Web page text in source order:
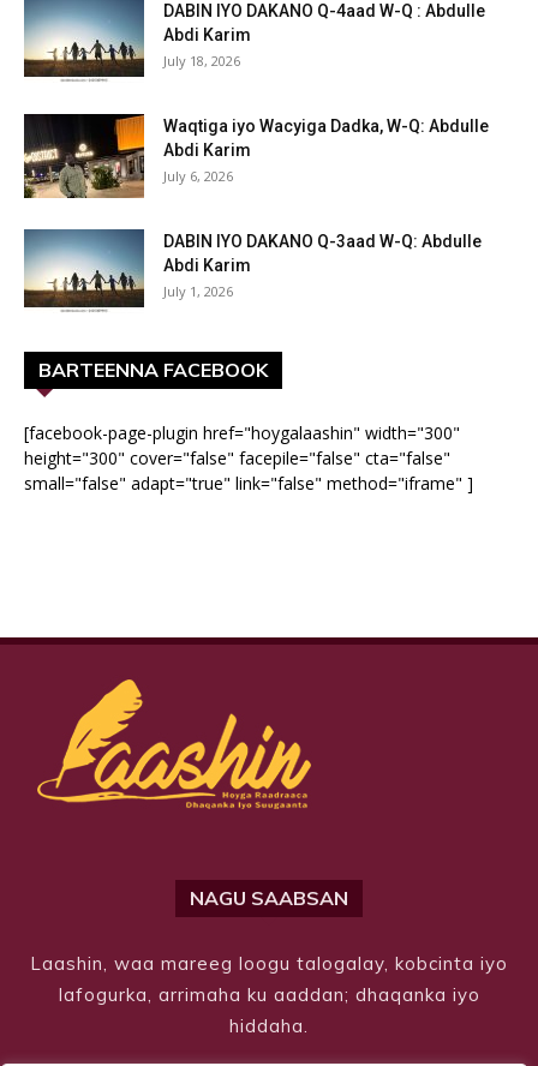
DABIN IYO DAKANO Q-4aad W-Q : Abdulle
Abdi Karim
July 18, 2026
Waqtiga iyo Wacyiga Dadka, W-Q: Abdulle
Abdi Karim
July 6, 2026
DABIN IYO DAKANO Q-3aad W-Q: Abdulle
Abdi Karim
July 1, 2026
BARTEENNA FACEBOOK
[facebook-page-plugin href="hoygalaashin" width="300"
height="300" cover="false" facepile="false" cta="false"
small="false" adapt="true" link="false" method="iframe" ]
NAGU SAABSAN
Laashin, waa mareeg loogu talogalay, kobcinta iyo
lafogurka, arrimaha ku aaddan; dhaqanka iyo
hiddaha.